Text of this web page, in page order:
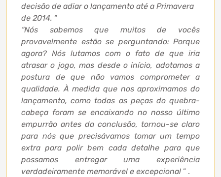
decisão de adiar o lançamento até a Primavera
de 2014. “
“Nós sabemos que muitos de vocês
provavelmente estão se perguntando: Porque
agora? Nós lutamos com o fato de que iria
atrasar o jogo, mas desde o início, adotamos a
postura de que não vamos comprometer a
qualidade. À medida que nos aproximamos do
lançamento, como todas as peças do quebra-
cabeça foram se encaixando no nosso último
empurrão antes da conclusão, tornou-se claro
para nós que precisávamos tomar um tempo
extra para polir bem cada detalhe para que
possamos entregar uma experiência
verdadeiramente memorável e excepcional ” .